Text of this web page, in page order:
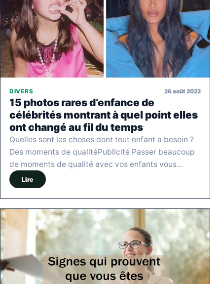
DIVERS 26 août 2022
15 photos rares d’enfance de
célébrités montrant à quel point elles
ont changé au fil du temps
Quelles sont les choses dont tout enfant a besoin ?
Des moments de qualitéPublicité Passer beaucoup
de moments de qualité avec vos enfants vous…
Lire